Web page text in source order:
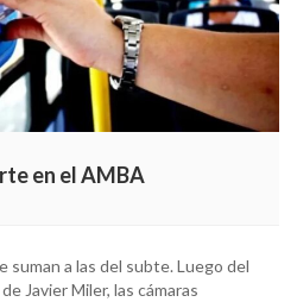
en el AMBA
suman a las del subte. Luego del
Javier Miler, las cámaras